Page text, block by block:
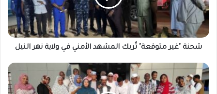
الأمني
في
ولاية
نهر
النيلشحنة "غير متوقعة" تُربك المشهد الأمني في ولاية نهر النيل
نواة
صحفية
جديدة